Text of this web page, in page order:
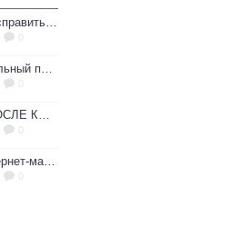
5 способов справиться со стрессом в эмиграции.
Предварительный план по выходу Испании из карантина
МАДРИД ПОСЛЕ КАРАНТИНА: ЧТО ЖДЕТ ГОРОД?
Почему интернет-магазин - это выгодно?